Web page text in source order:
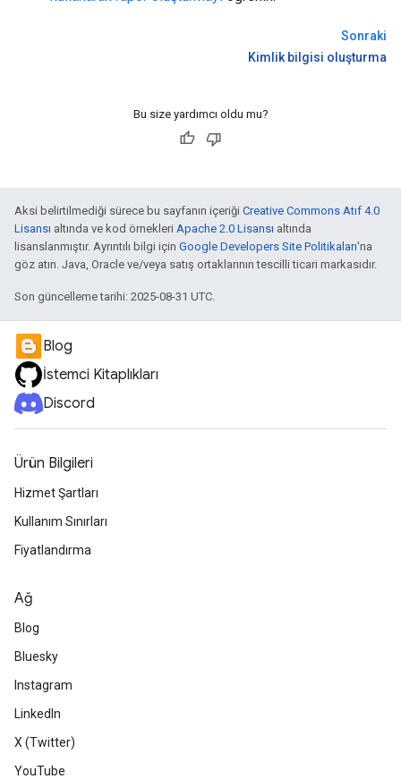
Sonraki
Kimlik bilgisi oluşturma
Bu size yardımcı oldu mu?
Aksi belirtilmediği sürece bu sayfanın içeriği Creative Commons Atıf 4.0
Lisansı altında ve kod örnekleri Apache 2.0 Lisansı altında
lisanslanmıştır. Ayrıntılı bilgi için Google Developers Site Politikaları'na
göz atın. Java, Oracle ve/veya satış ortaklarının tescilli ticari markasıdır.
Son güncelleme tarihi: 2025-08-31 UTC.
Blog
İstemci Kitaplıkları
Discord
Ürün Bilgileri
Hizmet Şartları
Kullanım Sınırları
Fiyatlandırma
Ağ
Blog
Bluesky
Instagram
LinkedIn
X (Twitter)
YouTube